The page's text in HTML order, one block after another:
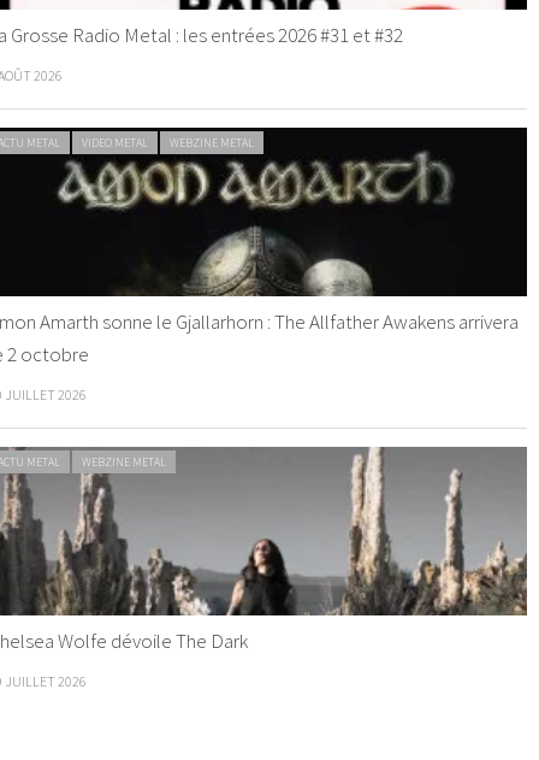
Grosse Radio Metal : les entrées 2026 #31 et #32
2026
METAL VIDEO METAL WEBZINE METAL
Amarth sonne le Gjallarhorn : The Allfather Awakens arrivera
2 octobre
JUILLET 2026
METAL WEBZINE METAL
Wolfe dévoile The Dark
JUILLET 2026